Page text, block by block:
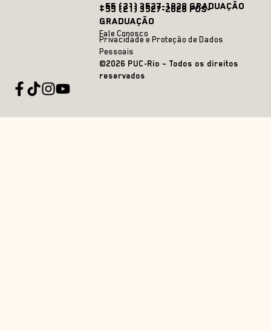
+55 (21) 3527-1828 GRADUAÇÃO
+55 (21) 3527-2628 PÓS-
GRADUAÇÃO
Fale Conosco
Privacidade e Proteção de Dados
Pessoais
©2026 PUC-Rio – Todos os direitos
reservados